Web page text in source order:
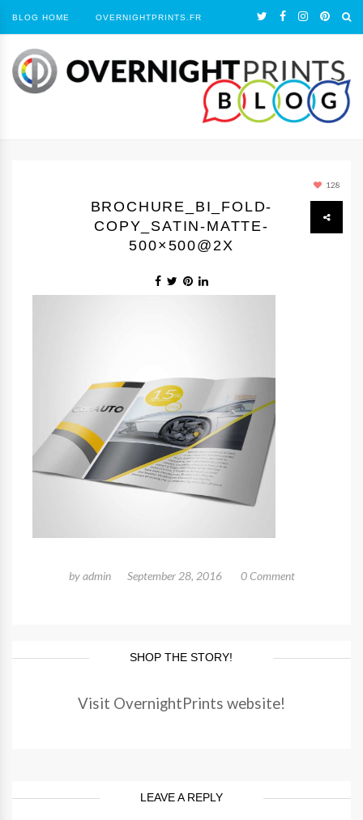
BLOG HOME OVERNIGHTPRINTS.FR
128
BROCHURE_BI_FOLD-
COPY_SATIN-MATTE-
500×500@2X
byadmin September 28, 2016 0 Comment
SHOP THE STORY!
Visit OvernightPrints website!
LEAVE A REPLY